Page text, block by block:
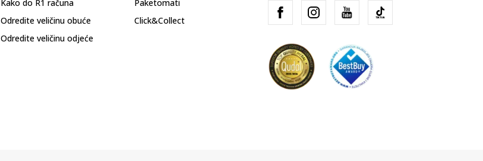
Kako do R1 računa
Odredite veličinu obuće
Odredite veličinu odjeće
Paketomati
Click&Collect